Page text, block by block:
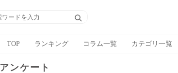
TOP ランキング コラム一覧 カテゴリ一覧
アンケート